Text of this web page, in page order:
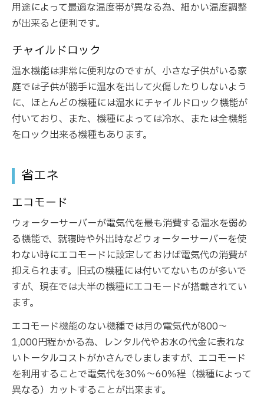
用途によって最適な温度帯が異なる為、細かい温度調整
が出来ると便利です。
チャイルドロック
温水機能は非常に便利なのですが、小さな子供がいる家
庭では子供が勝手に温水を出して火傷したりしないよう
に、ほとんどの機種には温水にチャイルドロック機能が
付いており、また、機種によっては冷水、または全機能
をロック出来る機種もあります。
省エネ
エコモード
ウォーターサーバーが電気代を最も消費する温水を弱め
る機能で、就寝時や外出時などウォーターサーバーを使
わない時にエコモードに設定しておけば電気代の消費が
抑えられます。旧式の機種には付いてないものが多いで
すが、現在では大半の機種にエコモードが搭載されてい
ます。
エコモード機能のない機種では月の電気代が800～
1,000円程かかる為、レンタル代やお水の代金に表れな
いトータルコストがかさんでしましますが、エコモード
を利用することで電気代を30％～60％程（機種によって
異なる）カットすることが出来ます。